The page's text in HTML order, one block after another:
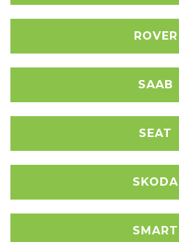
ROVER
SAAB
SEAT
SKODA
SMART